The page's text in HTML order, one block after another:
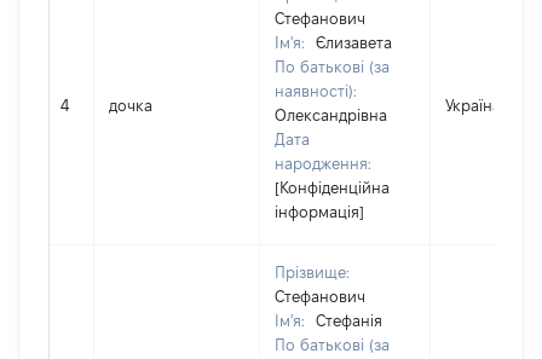
4 дочка
Стефанович
Ім'я:
Єлизавета
По батькові (за
наявності):
Олександрівна
Дата
народження:
[Конфіденційна
інформація]
Україна
Прізвище:
Стефанович
Ім'я:
Стефанія
По батькові (за